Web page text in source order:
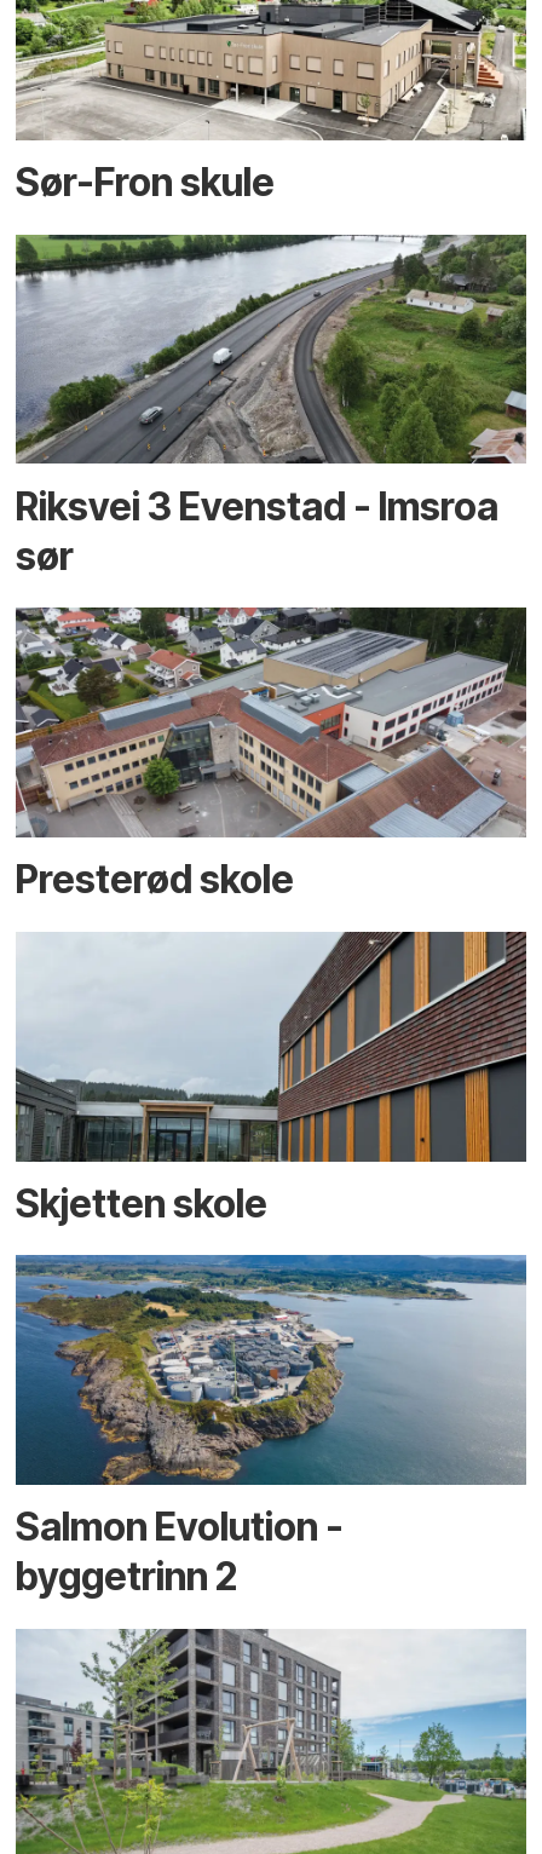
Sør-Fron skule
Riksvei 3 Evenstad - Imsroa
sør
Presterød skole
Skjetten skole
Salmon Evolution -
byggetrinn 2